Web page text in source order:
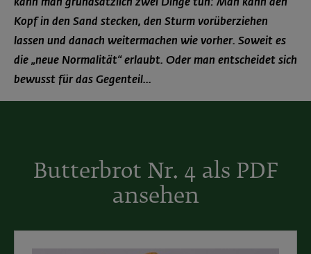
kann man grundsätzlich zwei Dinge tun: Man kann den
Kopf in den Sand stecken, den Sturm vorüberziehen
lassen und danach weitermachen wie vorher. Soweit es
die „neue Normalität“ erlaubt. Oder man entscheidet sich
bewusst für das Gegenteil...
Butterbrot Nr. 4 als PDF
ansehen